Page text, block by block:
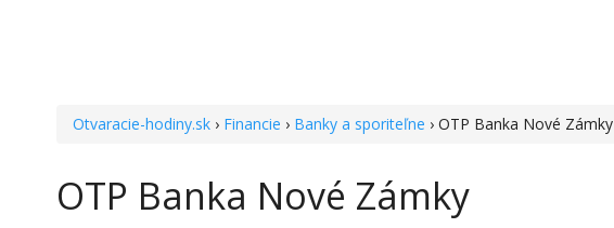
Otvaracie-hodiny.sk › Financie › Banky a sporiteľne › OTP Banka Nové Zámky
OTP Banka Nové Zámky